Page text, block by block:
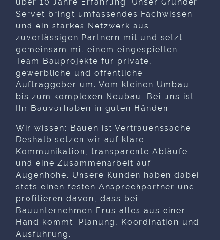
über 10 Jahre Erfahrung. Unser Gründer
Servet bringt umfassendes Fachwissen
und ein starkes Netzwerk aus
zuverlässigen Partnern mit und setzt
gemeinsam mit einem eingespielten
Team Bauprojekte für private,
gewerbliche und öffentliche
Auftraggeber um. Vom kleinen Umbau
bis zum komplexen Neubau: Bei uns ist
Ihr Bauvorhaben in guten Händen.
Wir wissen: Bauen ist Vertrauenssache.
Deshalb setzen wir auf klare
Kommunikation, transparente Abläufe
und eine Zusammenarbeit auf
Augenhöhe. Unsere Kunden haben dabei
stets einen festen Ansprechpartner und
profitieren davon, dass bei
Bauunternehmen Erus alles aus einer
Hand kommt: Planung, Koordination und
Ausführung.